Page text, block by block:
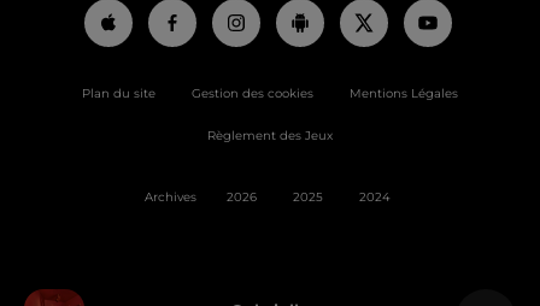
Plan du site Gestion des cookies Mentions Légales
Règlement des Jeux
Archives 2026 2025 2024